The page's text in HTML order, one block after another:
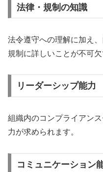
法律・規制の知識
法令遵守への理解に加え
規制に詳しいことが不可欠
リーダーシップ能力
組織内のコンプライアン
力が求められます。
コミュニケーション